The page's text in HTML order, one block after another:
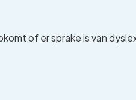
of er sprake is van